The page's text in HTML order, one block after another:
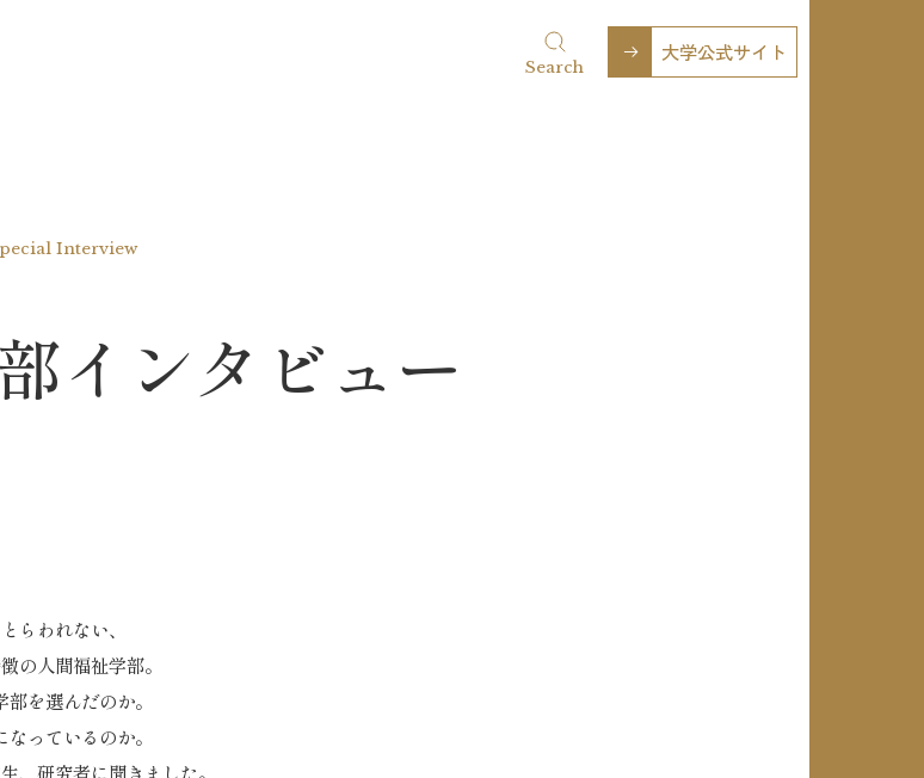
Search
大学公式サイト
Interview
インタビュー
らわれない、
の人間福祉学部。
部を選んだのか。
っているのか。
、研究者に聞きました。